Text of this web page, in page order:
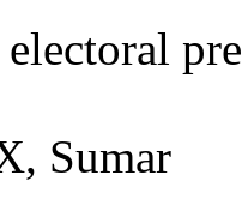
Sumar